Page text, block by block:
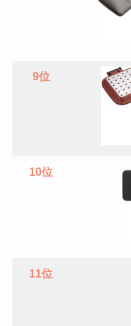
9位
10位
11位